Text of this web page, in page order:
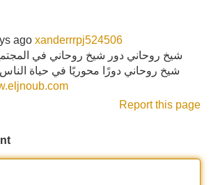
ago xanderrrpj524506
شيخ روحاني دور شيخ روحاني في
شيخ روحاني دورًا محوريًا في حياة
Report this page